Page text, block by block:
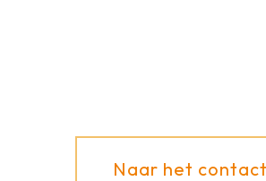
Naar het